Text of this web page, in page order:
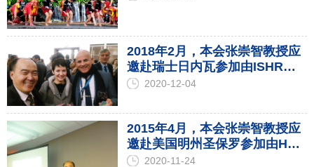
2018年2月，本会张崇智教授应
邀赴瑞士日内瓦参加由ISHR主
办的人权理事会新任主席招待会
2020-12-04
2015年4月，本会张崇智教授应
邀赴美国明州圣保罗参加由HND
组织的全美苗人大会，并在会上
2020-11-24